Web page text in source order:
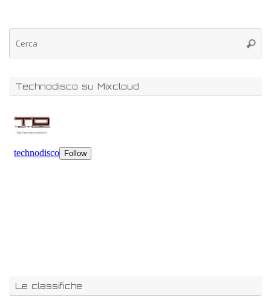
Technodisco su Mixcloud
Le classifiche